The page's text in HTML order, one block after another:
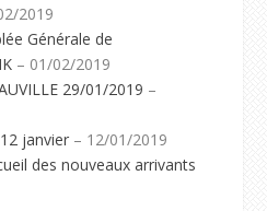
2019
Générale de
– 01/02/2019
29/01/2019 –
janvier – 12/01/2019
des nouveaux arrivants